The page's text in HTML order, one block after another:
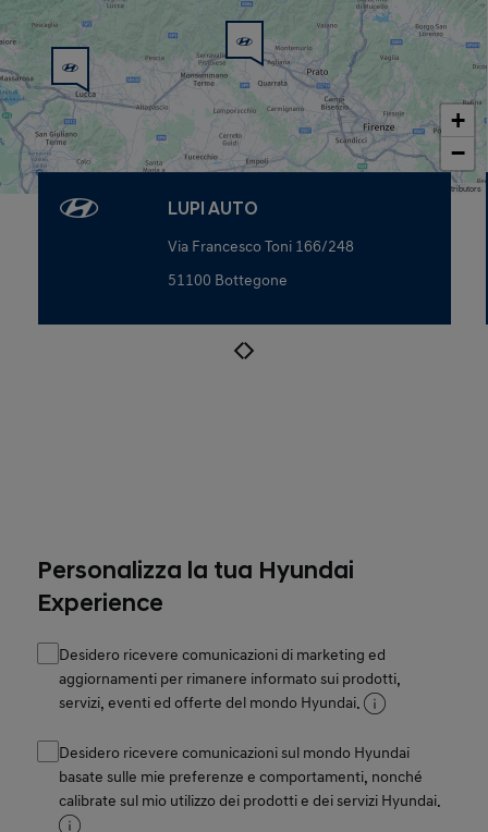
+
−
Map data © OpenStreetMap contributors
LUPI AUTO
Via Francesco Toni 166/248
51100 Bottegone
Personalizza la tua Hyundai
Experience
Desidero ricevere comunicazioni di marketing ed
aggiornamenti per rimanere informato sui prodotti,
servizi, eventi ed offerte del mondo Hyundai.
Desidero ricevere comunicazioni sul mondo Hyundai
basate sulle mie preferenze e comportamenti, nonché
calibrate sul mio utilizzo dei prodotti e dei servizi Hyundai.